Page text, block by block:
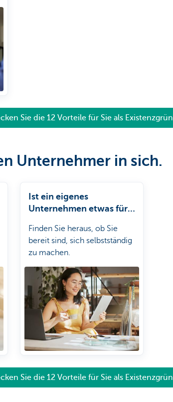
Sie die 12 Vorteile für Sie als
Unternehmer in sich.
Ist ein eigenes
Unternehmen etwas für
Finden Sie heraus, ob Sie
bereit sind, sich selbstständig
zu machen.
Sie die 12 Vorteile für Sie als